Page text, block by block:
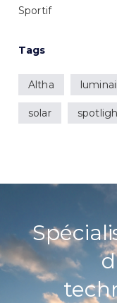
Sportif
Tags
Altha
solar